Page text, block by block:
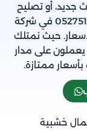
جديد، أو تصليح
الأثاث القديم فعليك بالتواصل معنا 0527514348 في شركة
حيث نمتلك
على مدار
ممتازة.
خشبية